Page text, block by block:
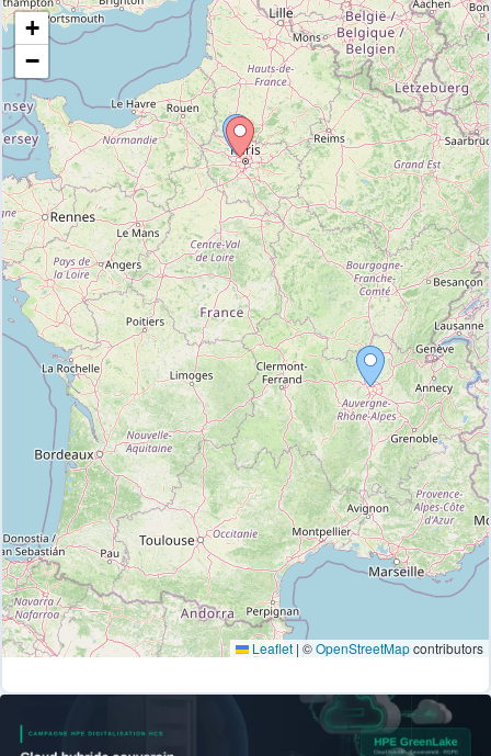
+
−
Leaflet | ©OpenStreetMapcontributors